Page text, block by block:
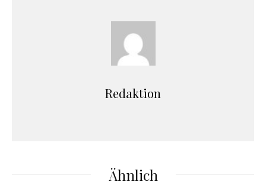
Redaktion
Ähnlich